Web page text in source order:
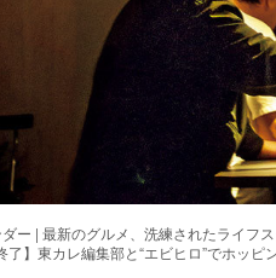
ー | 最新のグルメ、洗練されたライフ
了】東カレ編集部と“エビヒロ”でホッピ